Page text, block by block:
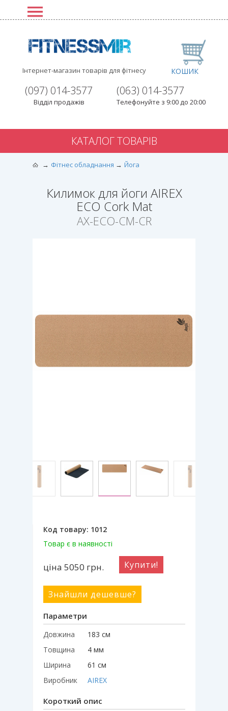
Інтернет-магазин товарів для фітнесу
(063) 014-3577
Телефонуйте з 9:00 до 20:00
(097) 014-3577
Відділ продажів
КОШИК
КАТАЛОГ ТОВАРІВ
Фітнес обладнання Йога
Килимок для йоги AIREX
ECO Cork Mat
AX-ECO-CM-CR
Код товару: 1012
Товар є в наявності
ціна 5050 грн. Купити!
Знайшли дешевше?
Параметри
Довжина
183 см
Товщина
4 мм
Ширина
61 см
Виробник
AIREX
Короткий опис